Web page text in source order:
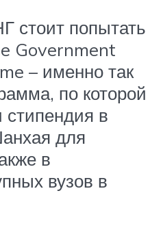
стоит попытать
Government
– именно так
по которой
стипендия в
для
в
вузов в